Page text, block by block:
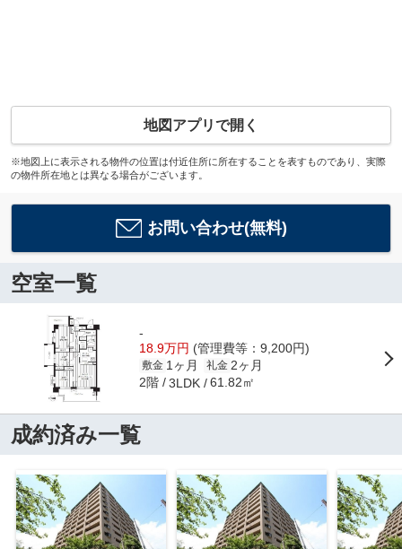
地図アプリで開く
※地図上に表示される物件の位置は付近住所に所在することを表すものであり、実際
の物件所在地とは異なる場合がございます。
お問い合わせ(無料)
空室一覧
-
18.9万円 (管理費等：9,200円)
敷金 1ヶ月 礼金 2ヶ月
2階 3LDK 61.82㎡
成約済み一覧